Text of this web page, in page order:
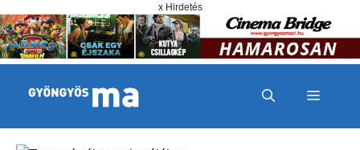
x Hirdetés
MENÜ